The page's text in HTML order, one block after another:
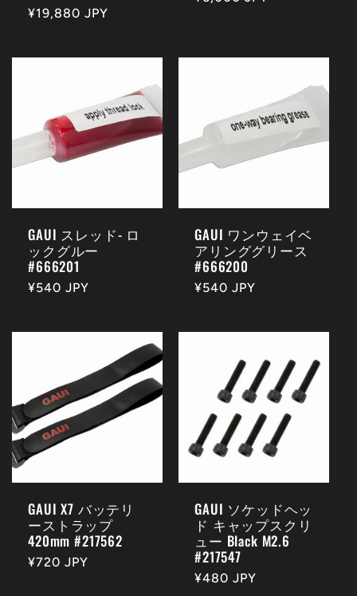
Regular
¥19,880 JPY
GAUI スレッド- ロ
ックグルー
#666201
Regular
¥540 JPY
GAUI ワンウェイベ
アリンググリース
#666200
Regular
¥540 JPY
GAUI X7 バッテリ
ーストラップ
420mm #217562
Regular
¥720 JPY
GAUI ソケッドヘッ
ド キャップスクリ
ュー Black M2.6
#217547
Regular
¥480 JPY